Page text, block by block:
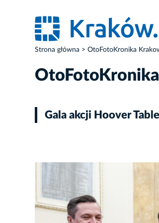
Strona główna OtoFotoKronika
Gala akcji Hoover